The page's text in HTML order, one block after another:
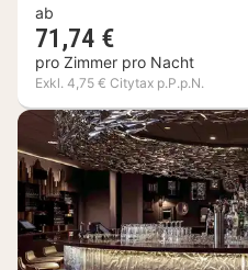
ab
71,74 €
pro Zimmer pro Nacht
Exkl. 4,75 € Citytax p.P.p.N.